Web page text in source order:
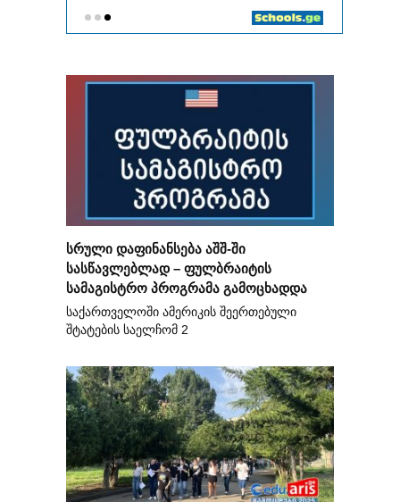
სრული დაფინანსება აშშ-ში
სასწავლებლად – ფულბრაიტის
სამაგისტრო პროგრამა გამოცხადდა
საქართველოში ამერიკის შეერთებული
შტატების საელჩომ 2